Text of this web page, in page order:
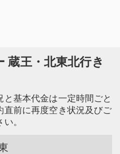
蔵王・北東北行き
基本代金は一定時間ごと
直前に再度空き状況及びご
。